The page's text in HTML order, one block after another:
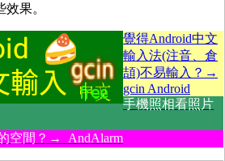
效果。
覺得Android中文
輸入法(注音、倉
頡)不易輸入？→
gcin Android
手機照相看照片
空間？→ AndAlarm